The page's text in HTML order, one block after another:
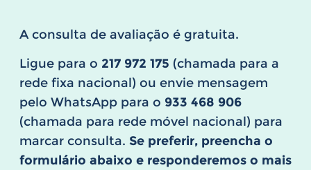
A consulta de avaliação é gratuita.
Ligue para o 217 972 175 (chamada para a
rede fixa nacional) ou envie mensagem
pelo WhatsApp para o 933 468 906
(chamada para rede móvel nacional) para
marcar consulta. Se preferir, preencha o
formulário abaixo e responderemos o mais